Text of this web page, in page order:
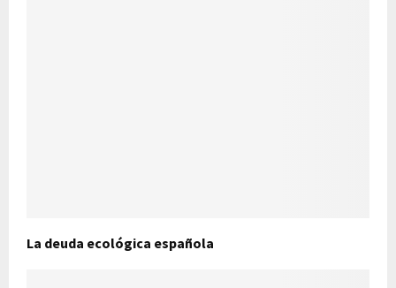
La deuda ecológica española